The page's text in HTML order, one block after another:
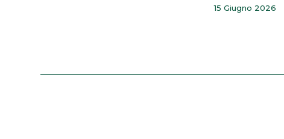
15 Giugno 2026